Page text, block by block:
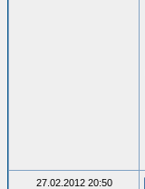
27.02.2012 20:50